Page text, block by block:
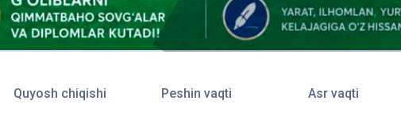
Quyosh chiqishi Peshin vaqti Asr vaqti